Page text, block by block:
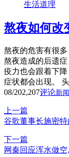
生活道理
熬夜如何改
熬夜的危害有很
熬夜造成的后遗
疫力也会跟着下
症状都会出现。
08/202,207评论新闻
上一篇
谷歌董事长施密
下一篇
网秦回应浑水做